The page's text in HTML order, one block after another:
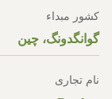
کشور مبداء
گوانگدونگ، چین
نام تجاری